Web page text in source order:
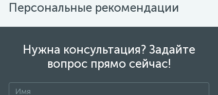
Персональные рекомендации
Нужна консультация? Задайте
вопрос прямо сейчас!